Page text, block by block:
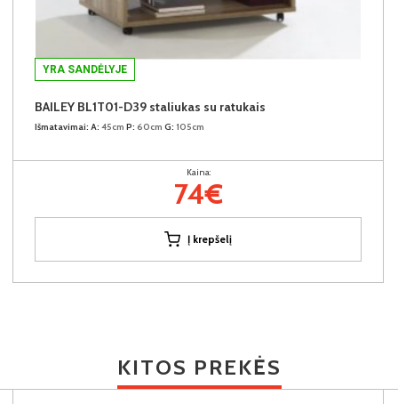
YRA SANDĖLYJE
BAILEY BL1T01-D39 staliukas su ratukais
Išmatavimai: A: 45cm P: 60cm G: 105cm
Kaina:
74€
Į krepšelį
KITOS PREKĖS